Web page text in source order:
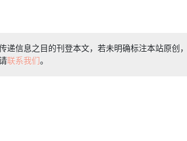
递信息之目的刊登本文，若未明确标注本站原创
联系我们。